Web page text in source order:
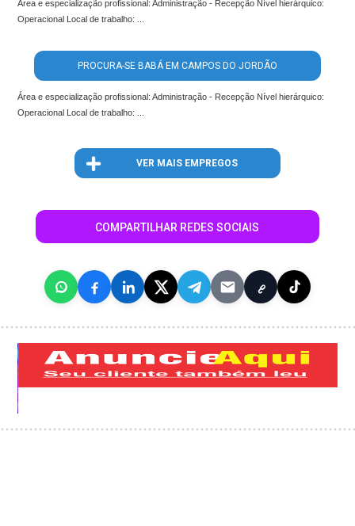
Área e especialização profissional: Administração - Recepção Nível hierárquico:
Operacional Local de trabalho: ...
PROCURA-SE BABÁ EM CAMPOS DO JORDÃO
Área e especialização profissional: Administração - Recepção Nível hierárquico:
Operacional Local de trabalho: ...
VER MAIS EMPREGOS
COMPARTILHAR REDES SOCIAIS